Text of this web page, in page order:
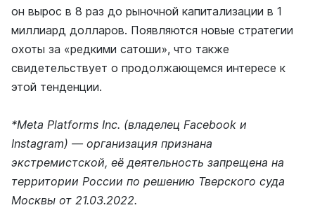
он вырос в 8 раз до рыночной капитализации в 1
миллиард долларов. Появляются новые стратегии
охоты за «редкими сатоши», что также
свидетельствует о продолжающемся интересе к
этой тенденции.
*Meta Platforms Inc. (владелец Facebook и
Instagram) — организация признана
экстремистской, её деятельность запрещена на
территории России по решению Тверского суда
Москвы от 21.03.2022.